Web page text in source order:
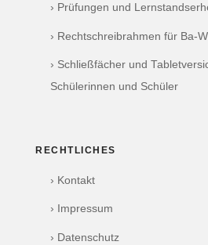
› Prüfungen und
› Rechtschreibrahmen für Ba-
› Schließfächer und
Schülerinnen und Schüler
RECHTLICHES
› Kontakt
› Impressum
› Datenschutz